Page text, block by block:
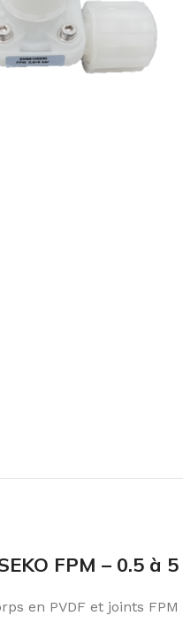
FPM – 0.5 à
en PVDF et joints FPM